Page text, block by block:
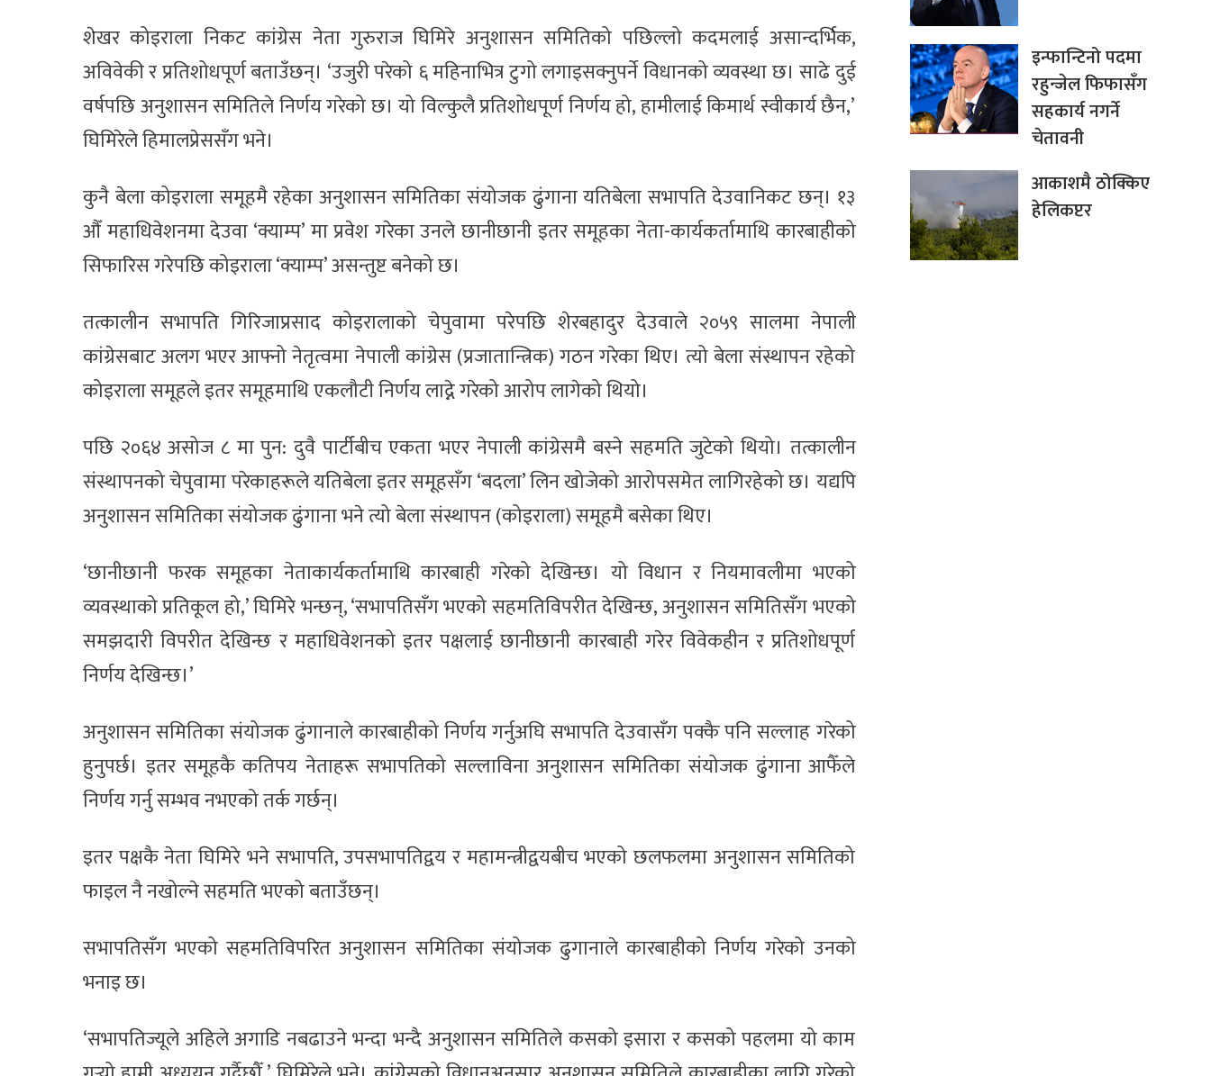
शेखर कोइराला निकट कांग्रेस नेता गुरुराज घिमिरे अनुशासन समितिको पछिल्लो कदमलाई असान्दर्भिक,
अविवेकी र प्रतिशोधपूर्ण बताउँछन्। ‘उजुरी परेको ६ महिनाभित्र टुगो लगाइसक्नुपर्ने विधानको व्यवस्था छ। साढे दुई
वर्षपछि अनुशासन समितिले निर्णय गरेको छ। यो विल्कुलै प्रतिशोधपूर्ण निर्णय हो, हामीलाई किमार्थ स्वीकार्य छैन,’
घिमिरेले हिमालप्रेससँग भने।
कुनै बेला कोइराला समूहमै रहेका अनुशासन समितिका संयोजक ढुंगाना यतिबेला सभापति देउवानिकट छन्। १३
औँ महाधिवेशनमा देउवा ‘क्याम्प’ मा प्रवेश गरेका उनले छानीछानी इतर समूहका नेता-कार्यकर्तामाथि कारबाहीको
सिफारिस गरेपछि कोइराला ‘क्याम्प’ असन्तुष्ट बनेको छ।
तत्कालीन सभापति गिरिजाप्रसाद कोइरालाको चेपुवामा परेपछि शेरबहादुर देउवाले २०५९ सालमा नेपाली
कांग्रेसबाट अलग भएर आफ्नो नेतृत्वमा नेपाली कांग्रेस (प्रजातान्त्रिक) गठन गरेका थिए। त्यो बेला संस्थापन रहेको
कोइराला समूहले इतर समूहमाथि एकलौटी निर्णय लाद्ने गरेको आरोप लागेको थियो।
पछि २०६४ असोज ८ मा पुन: दुवै पार्टीबीच एकता भएर नेपाली कांग्रेसमै बस्ने सहमति जुटेको थियो। तत्कालीन
संस्थापनको चेपुवामा परेकाहरूले यतिबेला इतर समूहसँग ‘बदला’ लिन खोजेको आरोपसमेत लागिरहेको छ। यद्यपि
अनुशासन समितिका संयोजक ढुंगाना भने त्यो बेला संस्थापन (कोइराला) समूहमै बसेका थिए।
‘छानीछानी फरक समूहका नेताकार्यकर्तामाथि कारबाही गरेको देखिन्छ। यो विधान र नियमावलीमा भएको
व्यवस्थाको प्रतिकूल हो,’ घिमिरे भन्छन्, ‘सभापतिसँग भएको सहमतिविपरीत देखिन्छ, अनुशासन समितिसँग भएको
समझदारी विपरीत देखिन्छ र महाधिवेशनको इतर पक्षलाई छानीछानी कारबाही गरेर विवेकहीन र प्रतिशोधपूर्ण
निर्णय देखिन्छ।’
अनुशासन समितिका संयोजक ढुंगानाले कारबाहीको निर्णय गर्नुअघि सभापति देउवासँग पक्कै पनि सल्लाह गरेको
हुनुपर्छ। इतर समूहकै कतिपय नेताहरू सभापतिको सल्लाविना अनुशासन समितिका संयोजक ढुंगाना आफैँले
निर्णय गर्नु सम्भव नभएको तर्क गर्छन्।
इतर पक्षकै नेता घिमिरे भने सभापति, उपसभापतिद्वय र महामन्त्रीद्वयबीच भएको छलफलमा अनुशासन समितिको
फाइल नै नखोल्ने सहमति भएको बताउँछन्।
सभापतिसँग भएको सहमतिविपरित अनुशासन समितिका संयोजक ढुगानाले कारबाहीको निर्णय गरेको उनको
भनाइ छ।
‘सभापतिज्यूले अहिले अगाडि नबढाउने भन्दा भन्दै अनुशासन समितिले कसको इसारा र कसको पहलमा यो काम
इन्फान्टिनो पदमा
रहुन्जेल फिफासँग
सहकार्य नगर्ने
चेतावनी
आकाशमै ठोक्किए
हेलिकप्टर